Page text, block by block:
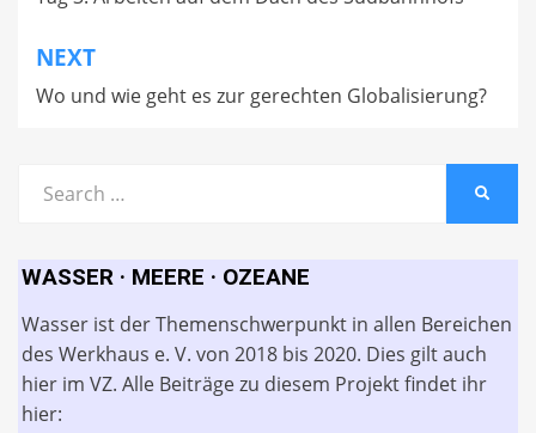
NEXT
Wo und wie geht es zur gerechten Globalisierung?
for:
WASSER · MEERE · OZEANE
Wasser ist der Themenschwerpunkt in allen Bereichen
des Werkhaus e. V. von 2018 bis 2020. Dies gilt auch
hier im VZ. Alle Beiträge zu diesem Projekt findet ihr
hier: